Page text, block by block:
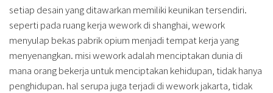
setiap desain yang ditawarkan memiliki keunikan tersendiri.
seperti pada ruang kerja wework di shanghai, wework
menyulap bekas pabrik opium menjadi tempat kerja yang
menyenangkan. misi wework adalah menciptakan dunia di
mana orang bekerja untuk menciptakan kehidupan, tidak hanya
penghidupan. hal serupa juga terjadi di wework jakarta, tidak